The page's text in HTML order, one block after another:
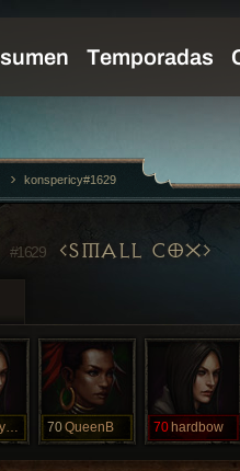
#1629 SMALL COX
Mommymel 70QueenB 70 hardbow
konspericy#1629